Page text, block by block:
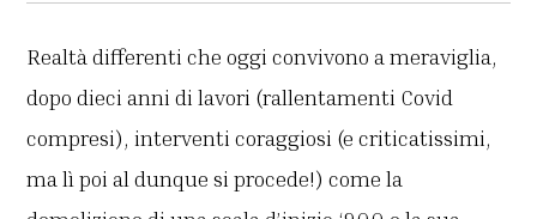
Realtà differenti che oggi convivono a meraviglia,
dopo dieci anni di lavori (rallentamenti Covid
compresi), interventi coraggiosi (e criticatissimi,
ma lì poi al dunque si procede!) come la